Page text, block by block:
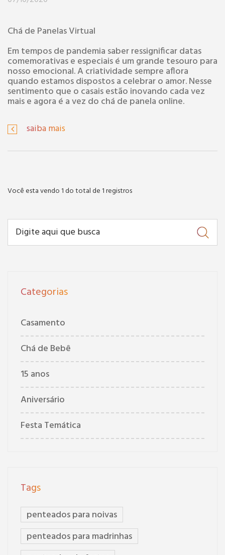
Chá de Panelas Virtual
Em tempos de pandemia saber ressignificar datas
comemorativas e especiais é um grande tesouro para
nosso emocional. A criatividade sempre aflora
quando estamos dispostos a celebrar o amor. Nesse
sentimento que o casais estão inovando cada vez
mais e agora é a vez do chá de panela online.
saiba mais
Você esta vendo 1 do total de 1 registros
Categorias
Casamento
Chá de Bebê
15 anos
Aniversário
Festa Temática
Tags
penteados para noivas
penteados para madrinhas